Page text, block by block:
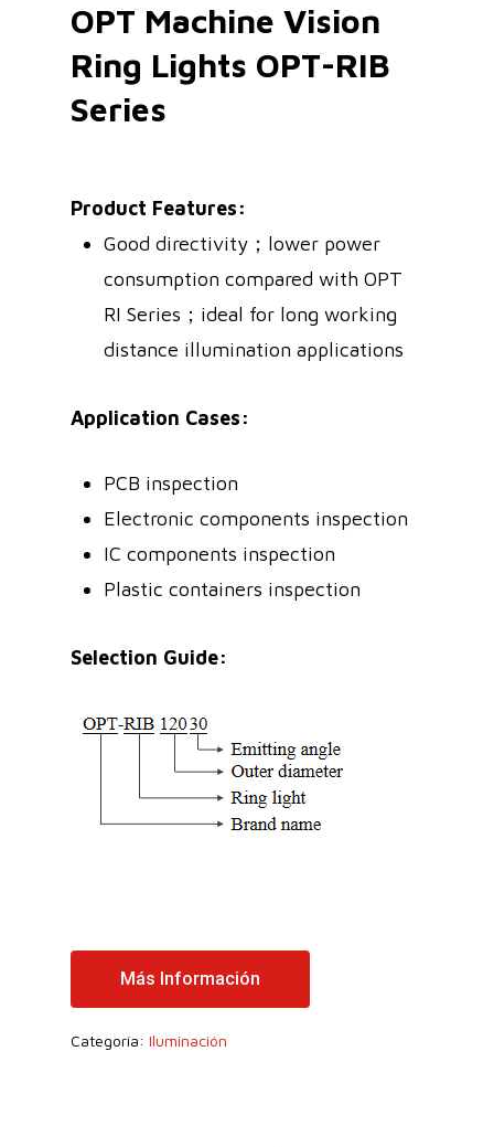
OPT Machine Vision
Ring Lights OPT-RIB
Series
Product Features:
Good directivity；lower power
consumption compared with OPT
RI Series；ideal for long working
distance illumination applications
Application Cases:
PCB inspection
Electronic components inspection
IC components inspection
Plastic containers inspection
Selection Guide:
Más Información
Categoría: Iluminación